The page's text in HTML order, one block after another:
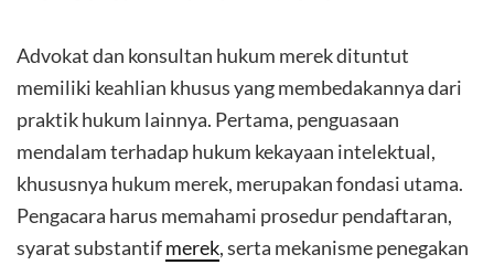
Advokat dan konsultan hukum merek dituntut
memiliki keahlian khusus yang membedakannya dari
praktik hukum lainnya. Pertama, penguasaan
mendalam terhadap hukum kekayaan intelektual,
khususnya hukum merek, merupakan fondasi utama.
Pengacara harus memahami prosedur pendaftaran,
syarat substantifmerek, serta mekanisme penegakan